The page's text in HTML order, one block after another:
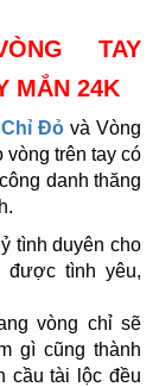
TAY
MẮN 24K
Đỏvà Vòng
vòng trên tay có
danh thăng
tình duyên cho
tình yêu,
vòng chỉ sẽ
gì cũng thành
cầu tài lộc đều